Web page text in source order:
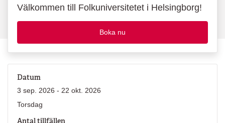
Välkommen till Folkuniversitetet i Helsingborg!
Boka nu
Datum
3 sep. 2026 - 22 okt. 2026
Torsdag
Antal tillfällen